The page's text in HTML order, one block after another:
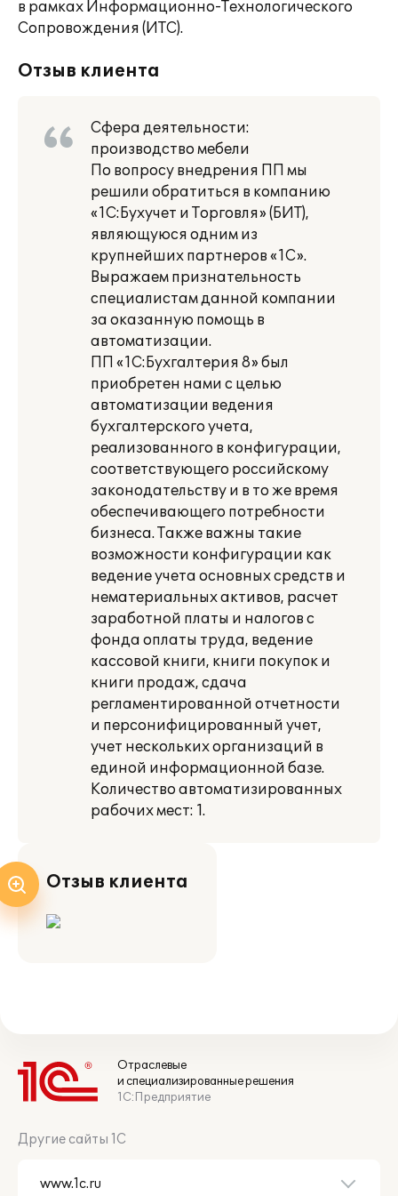
в рамках Информационно-Технологического
Сопровождения (ИТС).
Отзыв клиента
Сфера деятельности:
производство мебели
По вопросу внедрения ПП мы
решили обратиться в компанию
«1С:Бухучет и Торговля» (БИТ),
являющуюся одним из
крупнейших партнеров «1С».
Выражаем признательность
специалистам данной компании
за оказанную помощь в
автоматизации.
ПП «1С:Бухгалтерия 8» был
приобретен нами с целью
автоматизации ведения
бухгалтерского учета,
реализованного в конфигурации,
соответствующего российскому
законодательству и в то же время
обеспечивающего потребности
бизнеса. Также важны такие
возможности конфигурации как
ведение учета основных средств и
нематериальных активов, расчет
заработной платы и налогов с
фонда оплаты труда, ведение
кассовой книги, книги покупок и
книги продаж, сдача
регламентированной отчетности
и персонифицированный учет,
учет нескольких организаций в
единой информационной базе.
Количество автоматизированных
рабочих мест: 1.
Отзыв клиента
Отраслевые
и специализированные решения
1С:Предприятие
Другие сайты 1С